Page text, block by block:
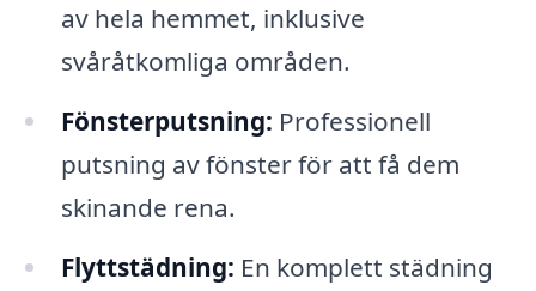
av hela hemmet, inklusive
svåråtkomliga områden.
Fönsterputsning: Professionell
putsning av fönster för att få dem
skinande rena.
Flyttstädning: En komplett städning